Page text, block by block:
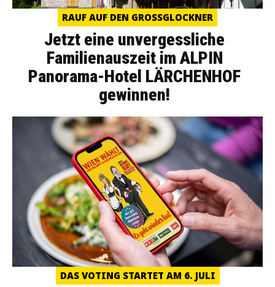
RAUF AUF DEN GROSSGLOCKNER
Jetzt eine unvergessliche
Familienauszeit im ALPIN
Panorama-Hotel LÄRCHENHOF
gewinnen!
DAS VOTING STARTET AM 6. JULI